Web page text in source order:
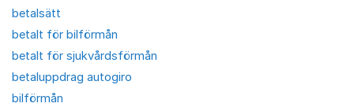
betalsätt
betalt för bilförmån
betalt för sjukvårdsförmån
betaluppdrag autogiro
bilförmån